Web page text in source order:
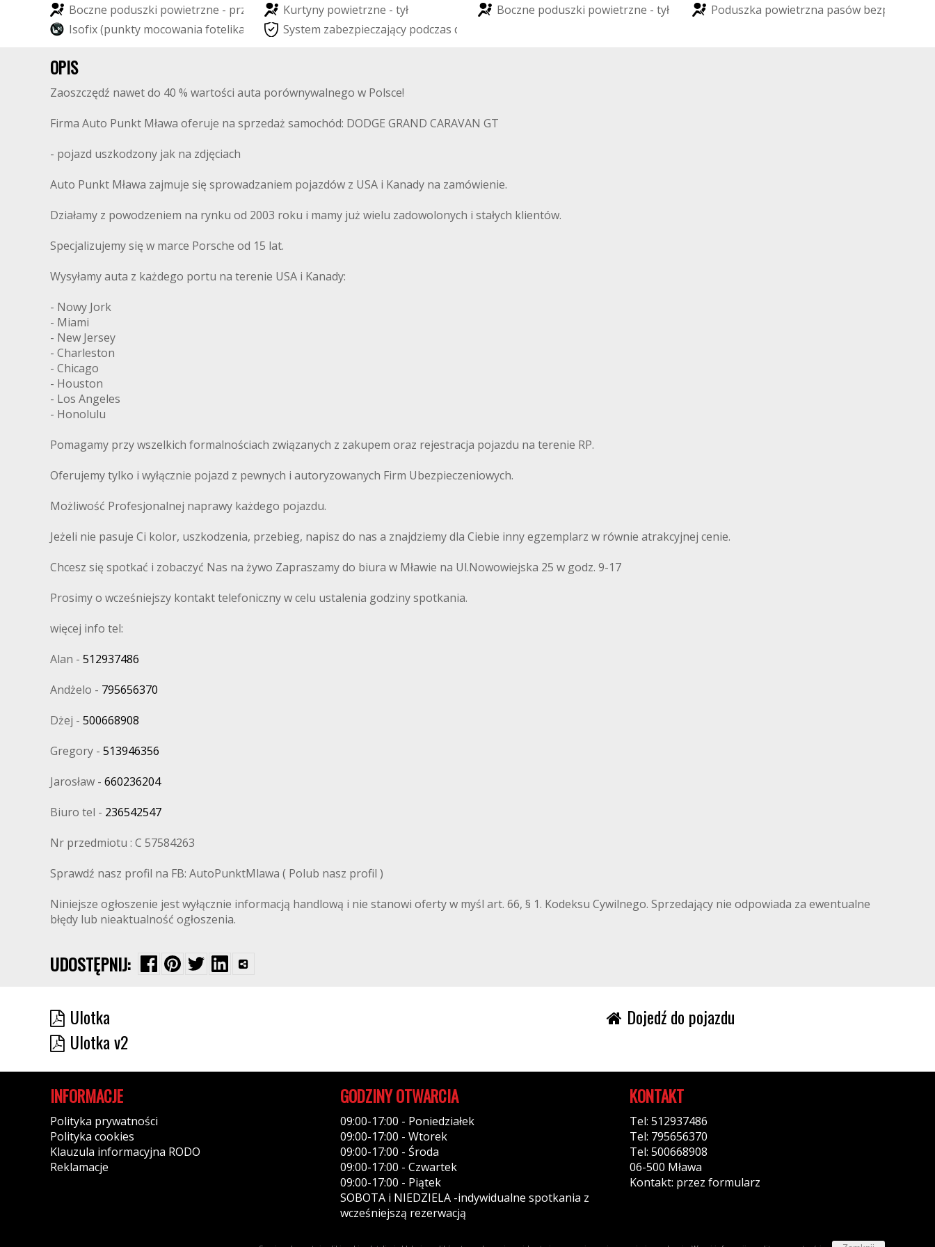
Boczne poduszki powietrzne - prz Kurtyny powietrzne - tył Boczne poduszki powietrzne - tył Poduszka powietrzna pasów bezp
Isofix(punkty mocowania fotelika ecię cego)
System zabezpieczający podczas d
OPIS
Zaoszczędź nawet do 40 % wartości auta porównywalnego w Polsce!
Firma Auto Punkt Mława oferuje na sprzedaż samochód: DODGE GRAND CARAVAN GT
- pojazd uszkodzony jak na zdjęciach
Auto Punkt Mława zajmuje się sprowadzaniem pojazdów z USA i Kanady na zamówienie.
Działamy z powodzeniem na rynku od 2003 roku i mamy już wielu zadowolonych i stałych klientów.
Specjalizujemy się w marce Porsche od 15 lat.
Wysyłamy auta z każdego portu na terenie USA i Kanady:
- Nowy Jork
- Miami
- New Jersey
- Charleston
- Chicago
- Houston
- Los Angeles
- Honolulu
Pomagamy przy wszelkich formalnościach związanych z zakupem oraz rejestracja pojazdu na terenie RP.
Oferujemy tylko i wyłącznie pojazd z pewnych i autoryzowanych Firm Ubezpieczeniowych.
Możliwość Profesjonalnej naprawy każdego pojazdu.
Jeżeli nie pasuje Ci kolor, uszkodzenia, przebieg, napisz do nas a znajdziemy dla Ciebie inny egzemplarz w równie atrakcyjnej cenie.
Chcesz się spotkać i zobaczyć Nas na żywo Zapraszamy do biura w Mławie na Ul.Nowowiejska 25 w godz. 9-17
Prosimy o wcześniejszy kontakt telefoniczny w celu ustalenia godziny spotkania.
więcej info tel:
Alan - 512937486
Andżelo - 795656370
Dżej - 500668908
Gregory - 513946356
Jarosław - 660236204
Biuro tel - 236542547
Nr przedmiotu : C 57584263
Sprawdź nasz profil na FB: AutoPunktMlawa ( Polub nasz profil )
Niniejsze ogłoszenie jest wyłącznie informacją handlową i nie stanowi oferty w myśl art. 66, § 1. Kodeksu Cywilnego. Sprzedający nie odpowiada za ewentualne
błędy lub nieaktualność ogłoszenia.
UDOSTĘPNIJ:
Ulotka
Ulotka v2
Dojedź do pojazdu
INFORMACJE
Polityka prywatności
Polityka cookies
Klauzula informacyjna RODO
Reklamacje
GODZINY OTWARCIA
09:00-17:00 - Poniedziałek
09:00-17:00 - Wtorek
09:00-17:00 - Środa
09:00-17:00 - Czwartek
09:00-17:00 - Piątek
SOBOTA i NIEDZIELA -indywidualne spotkania z
wcześniejszą rezerwacją
KONTAKT
Tel: 512937486
Tel: 795656370
Tel: 500668908
06-500 Mława
Kontakt: przez formularz